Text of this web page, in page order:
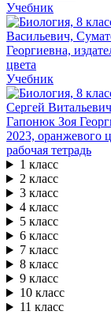
Учебник
Учебник
рабочая тетрадь
1 класс
2 класс
3 класс
4 класс
5 класс
6 класс
7 класс
8 класс
9 класс
10 класс
11 класс